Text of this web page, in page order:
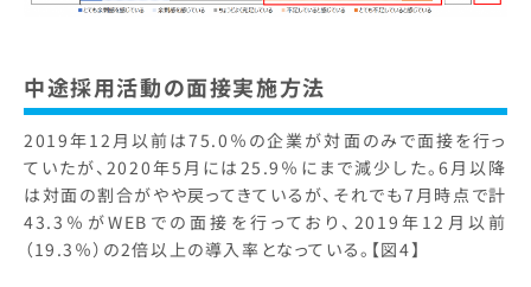
中途採用活動の面接実施方法
2019年12月以前は75.0％の企業が対面のみで面接を行っ
ていたが、2020年5月には25.9％にまで減少した。6月以降
は対面の割合がやや戻ってきているが、それでも7月時点で計
43.3％がWEBでの面接を行っており、2019年12月以前
（19.3％）の2倍以上の導入率となっている。【図4】